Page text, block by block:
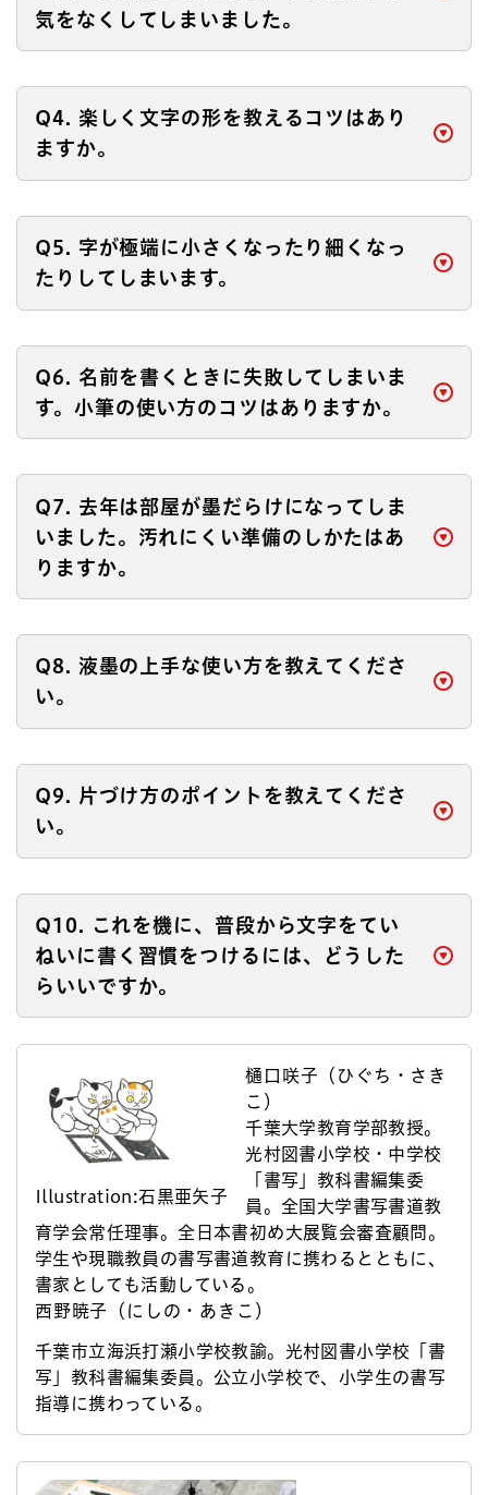
気をなくしてしまいました。
Q4. 楽しく文字の形を教えるコツはあり
ますか。
Q5. 字が極端に小さくなったり細くなっ
たりしてしまいます。
Q6. 名前を書くときに失敗してしまいま
す。小筆の使い方のコツはありますか。
Q7. 去年は部屋が墨だらけになってしま
いました。汚れにくい準備のしかたはあ
りますか。
Q8. 液墨の上手な使い方を教えてくださ
い。
Q9. 片づけ方のポイントを教えてくださ
い。
Q10. これを機に、普段から文字をてい
ねいに書く習慣をつけるには、どうした
らいいですか。
Illustration:石黒亜矢子
樋口咲子（ひぐち・さき
こ）
千葉大学教育学部教授。
光村図書小学校・中学校
「書写」教科書編集委
員。全国大学書写書道教
育学会常任理事。全日本書初め大展覧会審査顧問。
学生や現職教員の書写書道教育に携わるとともに、
書家としても活動している。
西野暁子（にしの・あきこ）
千葉市立海浜打瀬小学校教諭。光村図書小学校「書
写」教科書編集委員。公立小学校で、小学生の書写
指導に携わっている。